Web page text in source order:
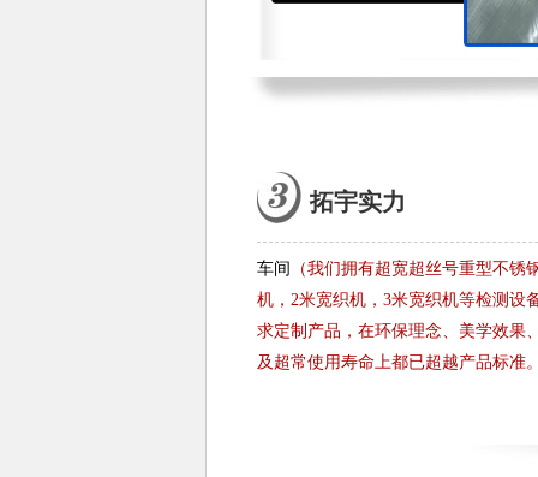
拓宇实力
车间
（我们拥有超宽超丝号重型不锈
机，2米宽织机，3米宽织机等检测设
求定制产品，在环保理念、美学效果
及超常使用寿命上都已超越产品标准